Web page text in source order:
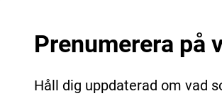
Prenumerera på
Håll dig uppdaterad om vad